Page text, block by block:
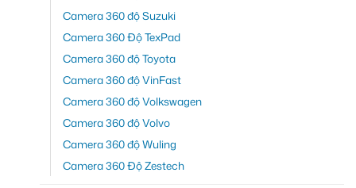
Camera 360 độ Suzuki
Camera 360 Độ TexPad
Camera 360 độ Toyota
Camera 360 độ VinFast
Camera 360 độ Volkswagen
Camera 360 độ Volvo
Camera 360 độ Wuling
Camera 360 Độ Zestech